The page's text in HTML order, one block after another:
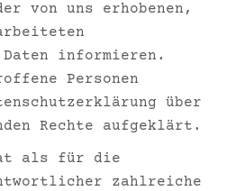
von uns erhobenen,
Daten informieren.
Personen
über
Rechte aufgeklärt.
als für die
zahlreiche